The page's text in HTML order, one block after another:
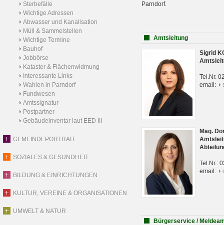
Sterbefälle
Wichtige Adressen
Abwasser und Kanalisation
Müll & Sammelstellen
Wichtige Termine
Bauhof
Jobbörse
Kataster & Flächenwidmung
Interessante Links
Wahlen in Parndorf
Fundwesen
Amtssignatur
Postpartner
Gebäudeinventar laut EED III
GEMEINDEPORTRAIT
SOZIALES & GESUNDHEIT
BILDUNG & EINRICHTUNGEN
KULTUR, VEREINE & ORGANISATIONEN
UMWELT & NATUR
Parndorf.
Amtsleitung
Sigrid
Tel.Nr.
email:
Mag.
Tel.Nr.:
email:
Bürgerservice /